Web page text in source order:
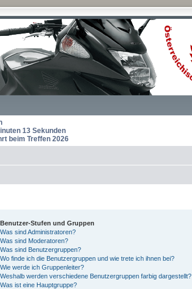
12 Sekunden
beim Treffen 2026
Benutzer-Stufen und Gruppen
Was sind Administratoren?
Was sind Moderatoren?
Was sind Benutzergruppen?
Wo finde ich die Benutzergruppen und wie trete ich ihnen bei?
Wie werde ich Gruppenleiter?
Weshalb werden verschiedene Benutzergruppen farbig dargestellt?
Was ist eine Hauptgruppe?